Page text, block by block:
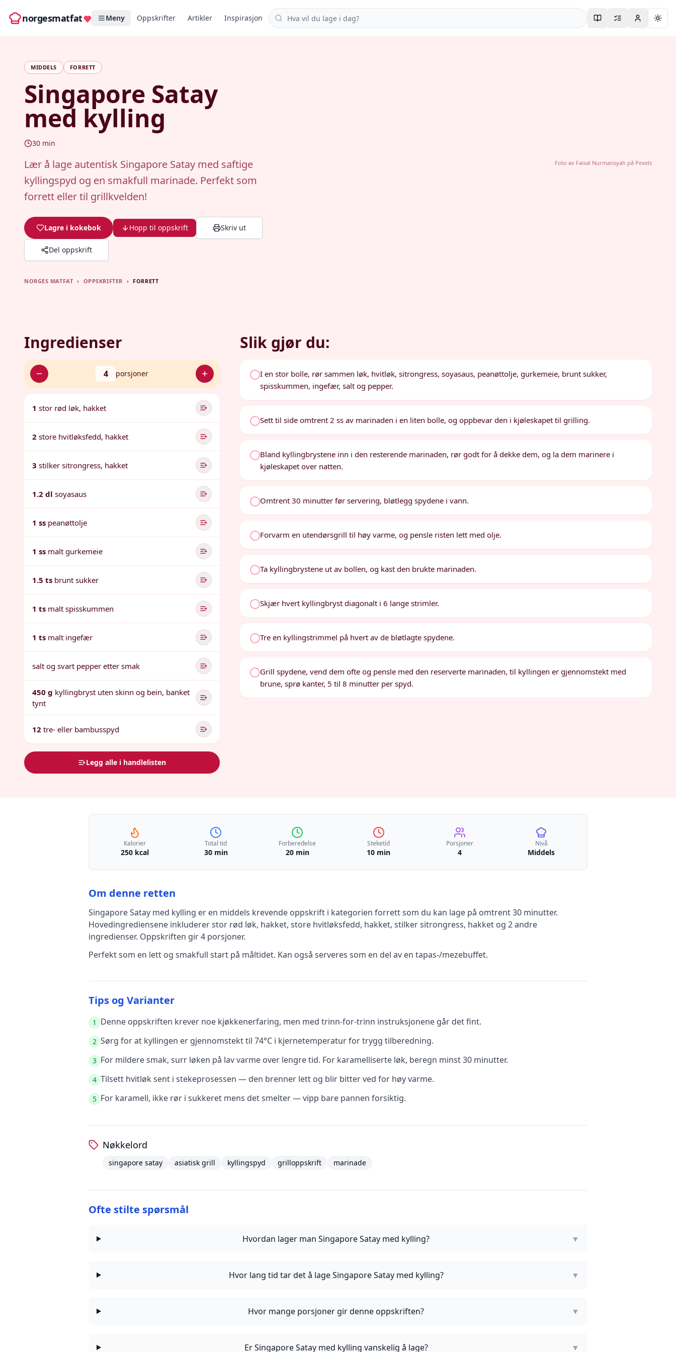
norgesmatfat Meny Oppskrifter Artikler Inspirasjon Søk i oppskrifter
MIDDELS FORRETT
Singapore Satay
med kylling
30 min
Lær å lage autentisk Singapore Satay med saftige
kyllingspyd og en smakfull marinade. Perfekt som
forrett eller til grillkvelden!
Lagre i kokebok Hopp til oppskrift Skriv ut
Del oppskrift
Foto av Faisal Nurmansyah på Pexels
NORGES MATFAT › OPPSKRIFTER › FORRETT
Ingredienser
4 porsjoner
1 stor rød løk, hakket
2 store hvitløksfedd, hakket
3 stilker sitrongress, hakket
1.2 dl soyasaus
1 ss peanøttolje
1 ss malt gurkemeie
1.5 ts brunt sukker
1 ts malt spisskummen
1 ts malt ingefær
salt og svart pepper etter smak
450 g kyllingbryst uten skinn og bein, banket
tynt
12 tre- eller bambusspyd
Legg alle i handlelisten
Slik gjør du:
I en stor bolle, rør sammen løk, hvitløk, sitrongress, soyasaus, peanøttolje, gurkemeie, brunt sukker,
spisskummen, ingefær, salt og pepper.
Sett til side omtrent 2 ss av marinaden i en liten bolle, og oppbevar den i kjøleskapet til grilling.
Bland kyllingbrystene inn i den resterende marinaden, rør godt for å dekke dem, og la dem marinere i
kjøleskapet over natten.
Omtrent 30 minutter før servering, bløtlegg spydene i vann.
Forvarm en utendørsgrill til høy varme, og pensle risten lett med olje.
Ta kyllingbrystene ut av bollen, og kast den brukte marinaden.
Skjær hvert kyllingbryst diagonalt i 6 lange strimler.
Tre en kyllingstrimmel på hvert av de bløtlagte spydene.
Grill spydene, vend dem ofte og pensle med den reserverte marinaden, til kyllingen er gjennomstekt med
brune, sprø kanter, 5 til 8 minutter per spyd.
Kalorier
250 kcal
Total tid
30 min
Forberedelse
20 min
Steketid
10 min
Porsjoner
4
Nivå
Middels
Om denne retten
Singapore Satay med kylling er en middels krevende oppskrift i kategorien forrettsom du kan lage på omtrent 30 minutter.
Hovedingrediensene inkludererstor rød løk, hakket, store hvitløksfedd, hakket, stilker sitrongress, hakket og 2 andre
ingredienser. Oppskriften gir4 porsjoner.
Perfekt som en lett og smakfull start på måltidet. Kan også serveres som en del av en tapas-/mezebuffet.
Tips og Varianter
1 Denne oppskriften krever noe kjøkkenerfaring, men med trinn-for-trinn instruksjonene går det fint.
2 Sørg for at kyllingen er gjennomstekt til 74°C i kjernetemperatur for trygg tilberedning.
3 For mildere smak, surr løken på lav varme over lengre tid. For karamelliserte løk, beregn minst 30 minutter.
4 Tilsett hvitløk sent i stekeprosessen — den brenner lett og blir bitter ved for høy varme.
5 For karamell, ikke rør i sukkeret mens det smelter — vipp bare pannen forsiktig.
Nøkkelord
singapore satay asiatisk grill kyllingspyd grilloppskrift marinade
Ofte stilte spørsmål
Hvordan lager man Singapore Satay med kylling? ▼
Hvor lang tid tar det å lage Singapore Satay med kylling? ▼
Hvor mange porsjoner gir denne oppskriften? ▼
Er Singapore Satay med kylling vanskelig å lage? ▼